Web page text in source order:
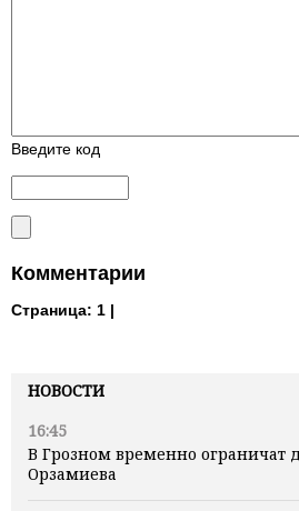
НОВОСТИ
16:45
В Грозном временно ограничат
Орзамиева
Введите код
Комментарии
Страница: 1 |